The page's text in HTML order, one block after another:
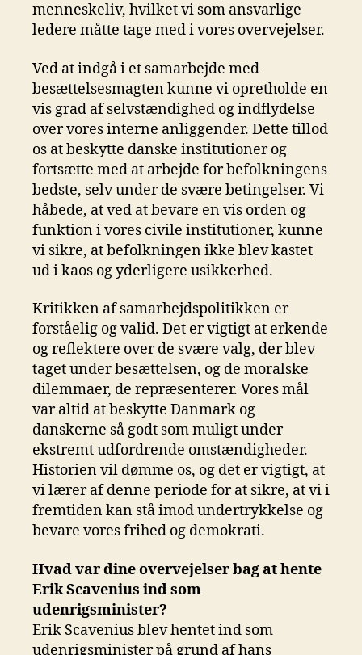
menneskeliv, hvilket vi som ansvarlige
ledere måtte tage med i vores overvejelser.
Ved at indgå i et samarbejde med
besættelsesmagten kunne vi opretholde en
vis grad af selvstændighed og indflydelse
over vores interne anliggender. Dette tillod
os at beskytte danske institutioner og
fortsætte med at arbejde for befolkningens
bedste, selv under de svære betingelser. Vi
håbede, at ved at bevare en vis orden og
funktion i vores civile institutioner, kunne
vi sikre, at befolkningen ikke blev kastet
ud i kaos og yderligere usikkerhed.
Kritikken af samarbejdspolitikken er
forståelig og valid. Det er vigtigt at erkende
og reflektere over de svære valg, der blev
taget under besættelsen, og de moralske
dilemmaer, de repræsenterer. Vores mål
var altid at beskytte Danmark og
danskerne så godt som muligt under
ekstremt udfordrende omstændigheder.
Historien vil dømme os, og det er vigtigt, at
vi lærer af denne periode for at sikre, at vi i
fremtiden kan stå imod undertrykkelse og
bevare vores frihed og demokrati.
Hvad var dine overvejelser bag at hente
Erik Scavenius ind som
udenrigsminister?
Erik Scavenius blev hentet ind som
udenrigsminister på grund af hans